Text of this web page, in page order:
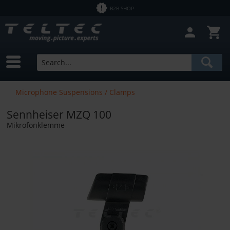
B2B SHOP
Microphone Suspensions / Clamps
Sennheiser MZQ 100
Mikrofonklemme